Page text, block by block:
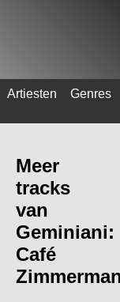
Artiesten Genres
Meer
tracks
van
Geminiani:
Café